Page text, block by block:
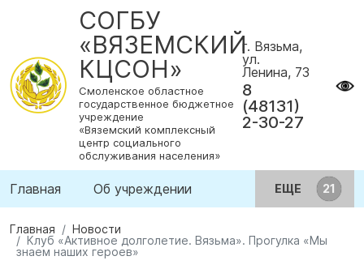
СОГБУ
«ВЯЗЕМСКИЙ
КЦСОН»
Смоленское областное
государственное бюджетное
учреждение
«Вяземский комплексный
центр социального
обслуживания населения»
г. Вязьма,
ул.
Ленина, 73
8
(48131)
2-30-27
Главная Об учреждении ЕЩЕ
Главная
Новости
Клуб «Активное долголетие. Вязьма». Прогулка «Мы
знаем наших героев»